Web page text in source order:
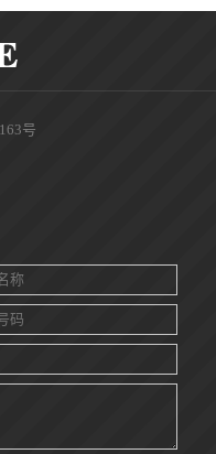
号